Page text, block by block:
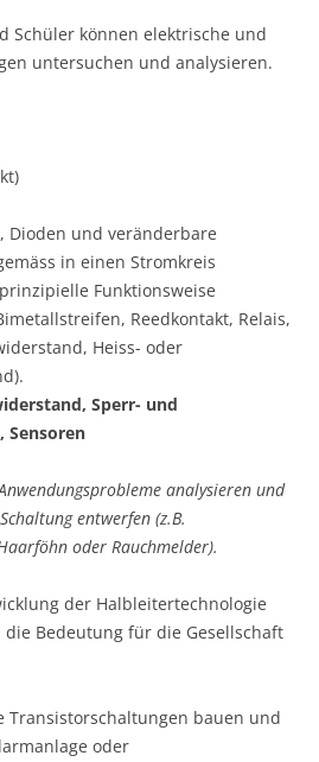
Schüler können elektrische und
untersuchen und analysieren.
Dioden und veränderbare
in einen Stromkreis
Funktionsweise
Reedkontakt, Relais,
Heiss- oder
Sperr- und
Sensoren
analysieren und
entwerfen (z.B.
oder Rauchmelder).
der Halbleitertechnologie
Bedeutung für die Gesellschaft
Transistorschaltungen bauen und
oder